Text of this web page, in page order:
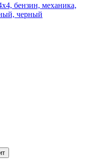
бензин, механика,
черный